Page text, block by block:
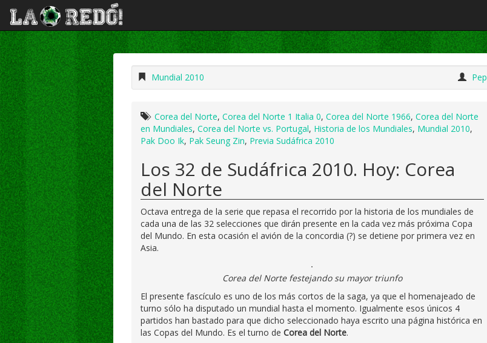
Mundial 2010 Pep
Corea del Norte, Corea del Norte 1 Italia 0, Corea del Norte 1966, Corea del Norte
en Mundiales, Corea del Norte vs. Portugal, Historia de los Mundiales, Mundial 2010,
Pak Doo Ik, Pak Seung Zin, Previa Sudáfrica 2010
Los 32 de Sudáfrica 2010. Hoy: Corea
del Norte
Octava entrega de la serie que repasa el recorrido por la historia de los mundiales de
cada una de las 32 selecciones que dirán presente en la cada vez más próxima Copa
del Mundo. En esta ocasión el avión de la concordia (?) se detiene por primera vez en
Asia.
Corea del Norte festejando su mayor triunfo
El presente fascículo es uno de los más cortos de la saga, ya que el homenajeado de
turno sólo ha disputado un mundial hasta el momento. Igualmente esos únicos 4
partidos han bastado para que dicho seleccionado haya escrito una página histórica en
las Copas del Mundo. Es el turno de Corea del Norte.